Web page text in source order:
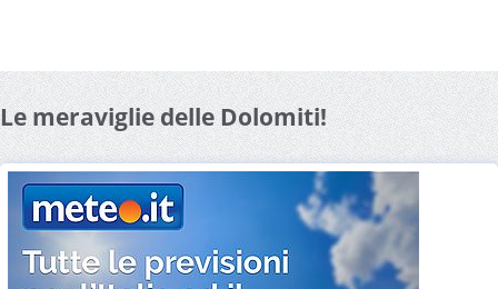
Le meraviglie delle Dolomiti!